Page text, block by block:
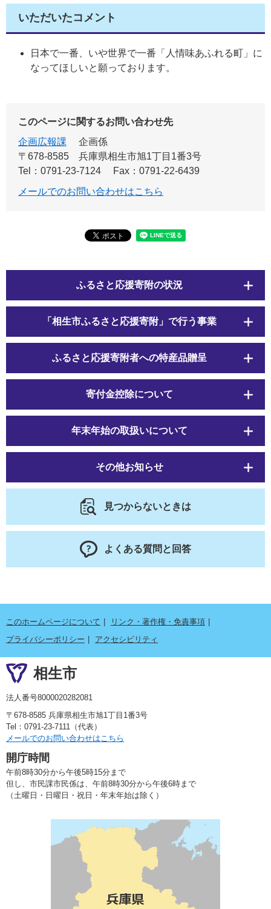
いただいたコメント
日本で一番、いや世界で一番「人情味あふれる町」に
なってほしいと願っております。
このページに関するお問い合わせ先
企画広報課
企画係
〒678-8585
兵庫県相生市旭1丁目1番3号
Tel：0791-23-7124
Fax：0791-22-6439
メールでのお問い合わせはこちら
ふるさと応援寄附の状況
「相生市ふるさと応援寄附」で行う事業
ふるさと応援寄附者への特産品贈呈
寄付金控除について
年末年始の取扱いについて
その他お知らせ
見つからないときは
よくある質問と回答
このホームページについて
リンク・著作権・免責事項
プライバシーポリシー
アクセシビリティ
相生市
法人番号8000020282081
〒678-8585 兵庫県相生市旭1丁目1番3号
Tel：0791-23-7111（代表）
メールでのお問い合わせはこちら
開庁時間
午前8時30分から午後5時15分まで
但し、市民課市民係は、午前8時30分から午後6時まで
（土曜日・日曜日・祝日・年末年始は除く）